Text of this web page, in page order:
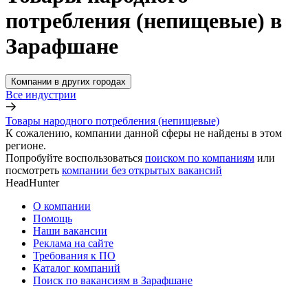
потребления (непищевые) в
Зарафшане
Компании в других городах
Все индустрии
Товары народного потребления (непищевые)
К сожалению, компании данной сферы не найдены в этом
регионе.
Попробуйте воспользоваться поиском по компаниям или
посмотреть компании без открытых вакансий
HeadHunter
О компании
Помощь
Наши вакансии
Реклама на сайте
Требования к ПО
Каталог компаний
Поиск по вакансиям в Зарафшане